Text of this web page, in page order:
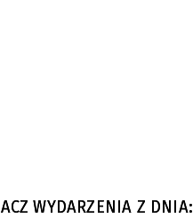
WYDARZENIA Z DNIA: